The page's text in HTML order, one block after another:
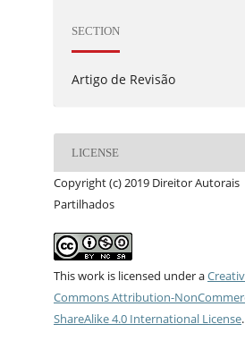
SECTION
Artigo de Revisão
LICENSE
Copyright (c) 2019 Direitor Autorais
Partilhados
This work is licensed under a
Commons Attribution-
ShareAlike 4.0 International License.